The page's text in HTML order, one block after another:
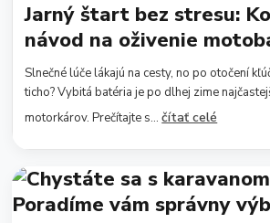
Jarný štart bez stresu:
návod na oživenie
Slnečné lúče lákajú na cesty, no po otočení
ticho? Vybitá batéria je po dlhej zime
motorkárov. Prečítajte s...čítať celé